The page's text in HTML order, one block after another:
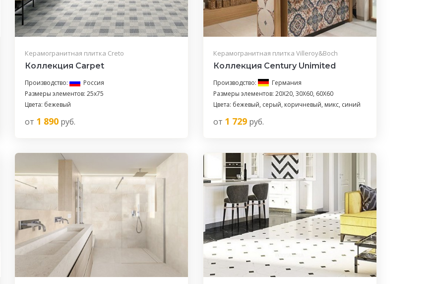
Керамогранитная плитка Creto
Коллекция Carpet
Производство:
Россия
Размеры элементов: 25x75
Цвета: бежевый
от 1 890руб.
Керамогранитная плитка Villeroy&Boch
Коллекция Century Unimited
Производство:
Германия
Размеры элементов: 20X20, 30X60, 60X60
Цвета: бежевый, серый, коричневый, микс, синий
от 1 729руб.